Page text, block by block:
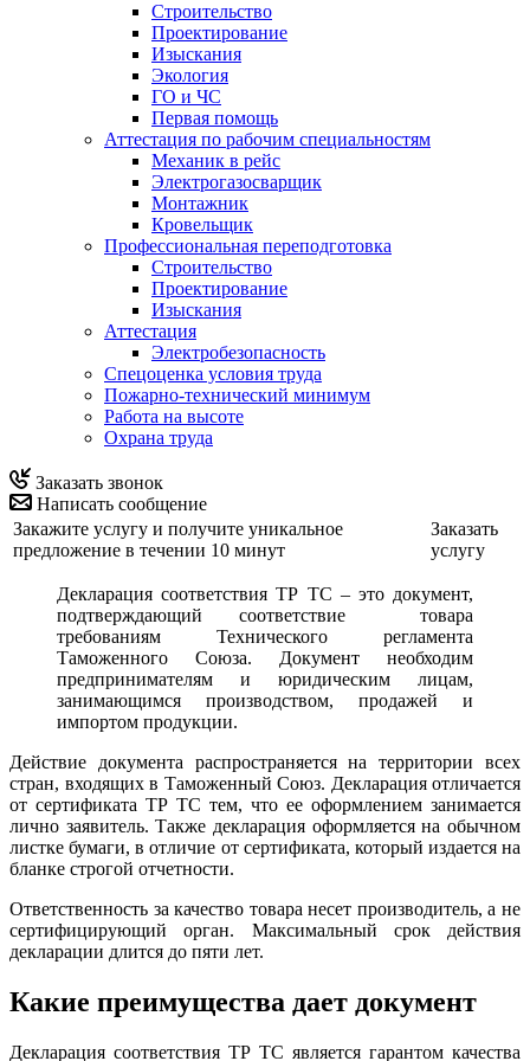
Строительство
Проектирование
Изыскания
Экология
ГО и ЧС
Первая помощь
Аттестация по рабочим специальностям
Механик в рейс
Электрогазосварщик
Монтажник
Кровельщик
Профессиональная переподготовка
Строительство
Проектирование
Изыскания
Аттестация
Электробезопасность
Спецоценка условия труда
Пожарно-технический минимум
Работа на высоте
Охрана труда
Заказать звонок
Написать сообщение
Закажите услугу и получите уникальное
предложение в течении 10 минут
Заказать
услугу
Декларация соответствия ТР ТС – это документ,
подтверждающий соответствие товара
требованиям Технического регламента
Таможенного Союза. Документ необходим
предпринимателям и юридическим лицам,
занимающимся производством, продажей и
импортом продукции.
Действие документа распространяется на территории всех
стран, входящих в Таможенный Союз. Декларация отличается
от сертификата ТР ТС тем, что ее оформлением занимается
лично заявитель. Также декларация оформляется на обычном
листке бумаги, в отличие от сертификата, который издается на
бланке строгой отчетности.
Ответственность за качество товара несет производитель, а не
сертифицирующий орган. Максимальный срок действия
декларации длится до пяти лет.
Какие преимущества дает документ
Декларация соответствия ТР ТС является гарантом качества